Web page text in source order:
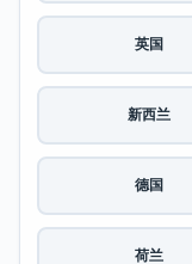
英国
新西兰
德国
荷兰